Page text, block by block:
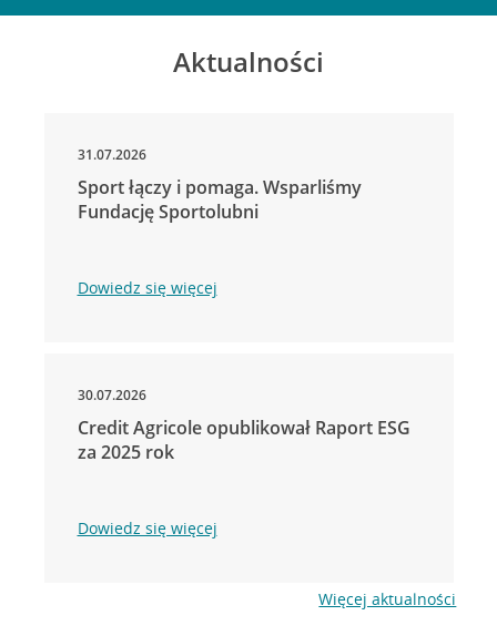
Aktualności
31.07.2026
Sport łączy i pomaga. Wsparliśmy
Fundację Sportolubni
Dowiedz się więcej
30.07.2026
Credit Agricole opublikował Raport ESG
za 2025 rok
Dowiedz się więcej
Więcej aktualności